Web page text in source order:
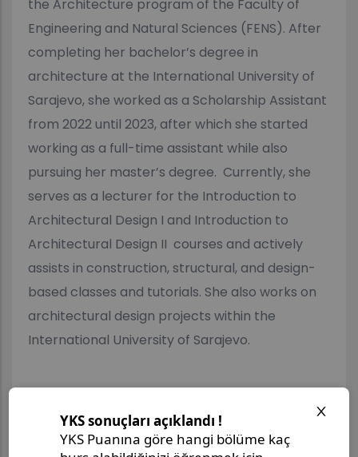
the Architecture program of the Faculty of
Engineering and Natural Sciences (FENS). After
completing her bachelor’s degree in
architecture at the International University of
Sarajevo, she worked as a Scholarship Assistant
from 2022 until 2023, after which she started
working as a full-time assistant while also
pursuing her master’s degree. Currently, she
serves as a lecturer for the Introduction to
Architectural Design I and Introduction to
Architectural Design II courses and actively
assists in construction, structural, and design-
based classes and tutorials. She also works on
architectural design projects within the
International University of Sarajevo.